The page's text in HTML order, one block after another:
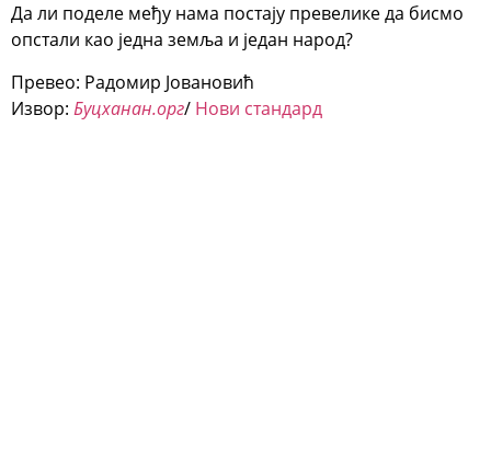
Да ли поделе међу нама постају превелике да бисмо
опстали као једна земља и један народ?
Превео: Радомир Јовановић
Извор: Буцханан.орг/ Нови стандард